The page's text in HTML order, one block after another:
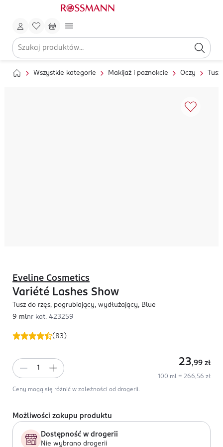
Wszystkie kategorie Makijaż i paznokcie Oczy
( 83 )
Eveline Cosmetics
Variété Lashes Show
Tusz do rzęs, pogrubiający, wydłużający, Blue
9 mlnr kat. 423259
23,99 zł
100 ml = 266,56 zł
Ceny mogą się różnić w zależności od drogerii.
Możliwości zakupu produktu
Dostępność w drogerii
Nie wybrano drogerii